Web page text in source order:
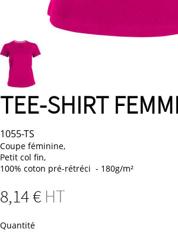
TEE-SHIRT
1055-TS
Coupe féminine,
Petit col fin,
100% coton pré-rétréci - 180g/m²
8,14€ HT
Quantité